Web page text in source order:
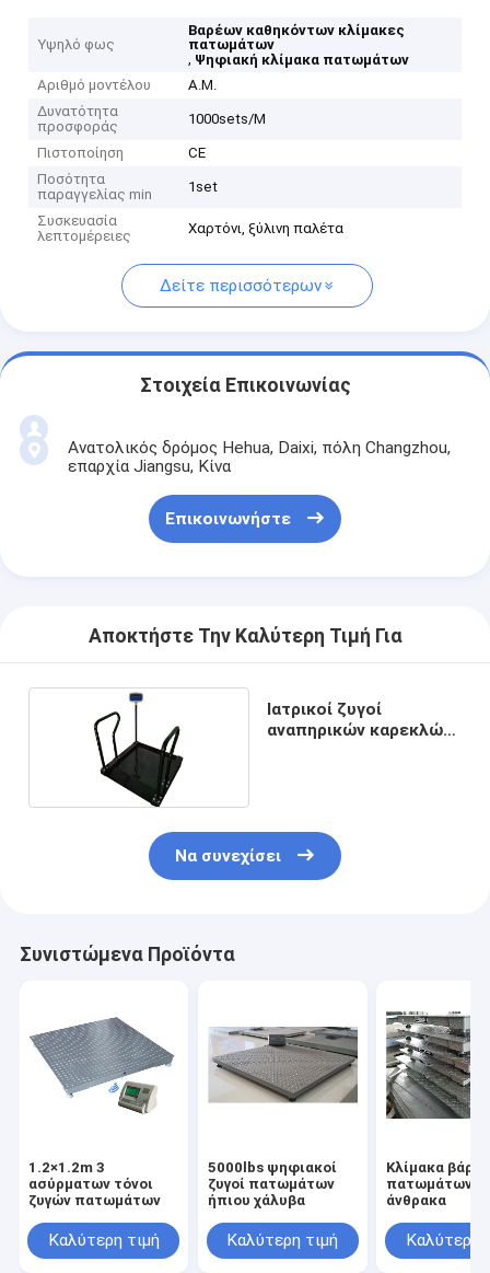
Υψηλό φως
Βαρέων καθηκόντων κλίμακες
πατωμάτων
, Ψηφιακή κλίμακα πατωμάτων
Αριθμό μοντέλου
Α.Μ.
Δυνατότητα
προσφοράς
1000sets/M
Πιστοποίηση
CE
Ποσότητα
παραγγελίας min
1set
Συσκευασία
λεπτομέρειες
Χαρτόνι, ξύλινη παλέτα
Δείτε περισσότερων
Στοιχεία Επικοινωνίας
Ανατολικός δρόμος Hehua, Daixi, πόλη Changzhou,
επαρχία Jiangsu, Κίνα
Επικοινωνήστε
Αποκτήστε Την Καλύτερη Τιμή Για
Ιατρικοί ζυγοί
αναπηρικών καρεκλών
Να συνεχίσει
Συνιστώμενα Προϊόντα
1.2×1.2m 3
ασύρματων τόνοι
ζυγών πατωμάτων
Καλύτερη τιμή
5000lbs ψηφιακοί
ζυγοί πατωμάτων
ήπιου χάλυβα
Καλύτερη τιμή
Κλίμακα
πατωμάτων
άνθρακα
Καλύτερη